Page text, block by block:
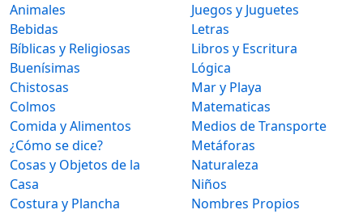
Animales
Bebidas
Bíblicas y Religiosas
Buenísimas
Chistosas
Colmos
Comida y Alimentos
¿Cómo se dice?
Cosas y Objetos de la
Casa
Costura y Plancha
Juegos y Juguetes
Letras
Libros y Escritura
Lógica
Mar y Playa
Matematicas
Medios de Transporte
Metáforas
Naturaleza
Niños
Nombres Propios